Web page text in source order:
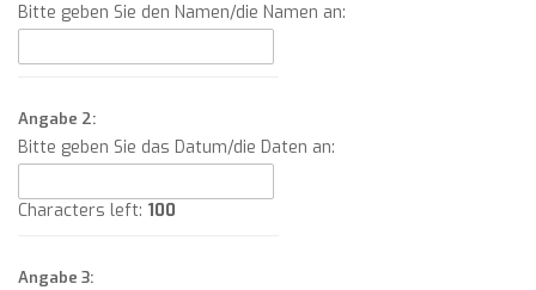
Bitte geben Sie den Namen/die Namen an:
Angabe 2:
Bitte geben Sie das Datum/die Daten an:
Characters left: 100
Angabe 3: